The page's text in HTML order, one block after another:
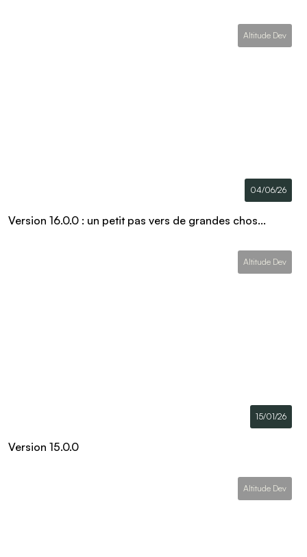
Altitude Dev
04/06/26
Version 16.0.0 : un petit pas vers de grandes chos...
Altitude Dev
15/01/26
Version 15.0.0
Altitude Dev